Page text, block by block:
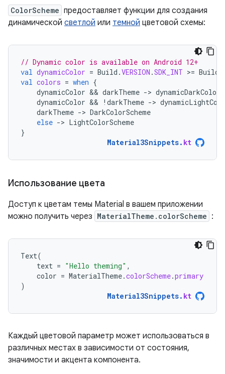
ColorScheme предоставляет функции для создания
динамической светлой или темной цветовой схемы:
// Dynamic color is available on Android 12+
val dynamicColor = Build .VERSION .SDK_INT >= Build
val colors = when {
dynamicColor && darkTheme ->
dynamicColor && ! darkTheme ->
darkTheme -> DarkColorScheme
else -> LightColorScheme
}
Material3Snippets. kt
Использование цвета
Доступ к цветам темы Material в вашем приложении
можно получить через MaterialTheme.colorScheme :
Text(
text = "Hello theming" ,
color = MaterialTheme.colorScheme.primary
)
Material3Snippets. kt
Каждый цветовой параметр может использоваться в
различных местах в зависимости от состояния,
значимости и акцента компонента.